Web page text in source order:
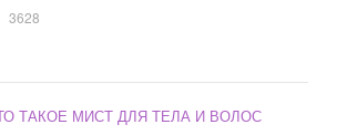
3628
ТАКОЕ МИСТ ДЛЯ ТЕЛА И ВОЛОС